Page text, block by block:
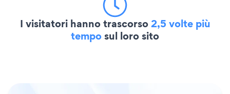
I visitatori hanno trascorso2,5 volte più
temposul loro sito